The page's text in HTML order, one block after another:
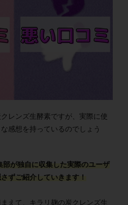
レンズ生酵素ですが、実際に使
感想を持っているのでしょう
部が独自に収集した実際のユーザ
ずご紹介していきます！
えて、キラリ麹の炭クレンズ生